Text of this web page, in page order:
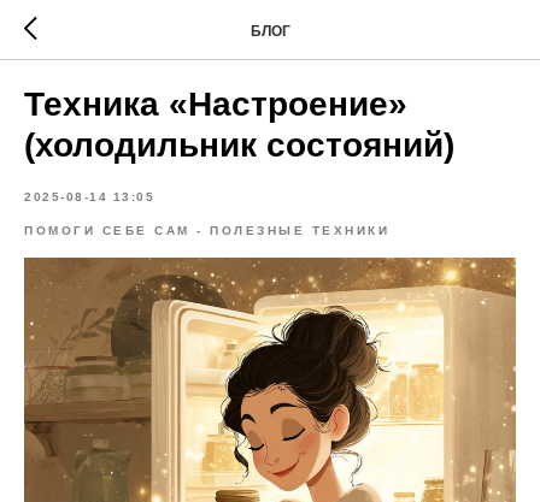
БЛОГ
Техника «Настроение»
(холодильник состояний)
2025-08-14 13:05
ПОМОГИ СЕБЕ САМ - ПОЛЕЗНЫЕ ТЕХНИКИ